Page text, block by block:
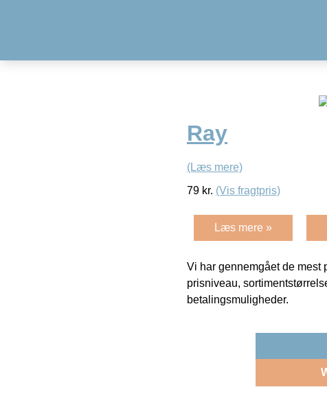
Ray
(Læs mere)
79 kr. (Vis fragtpris)
Læs mere »
Vi har gennemgået de mest
prisniveau,
betalingsmuligheder.